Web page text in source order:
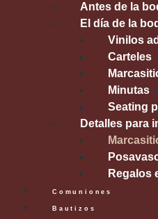
Antes de la
El día de la
Vinilos
Carteles
Minutas
Seating
Detalles para
Regalos
Comuniones
Bautizos